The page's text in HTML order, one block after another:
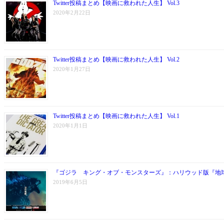
Twitter投稿まとめ【映画に救われた人生】 Vol.3
2020年2月22日
Twitter投稿まとめ【映画に救われた人生】 Vol.2
2020年1月27日
Twitter投稿まとめ【映画に救われた人生】 Vol.1
2020年1月1日
『ゴジラ キング・オブ・モンスターズ』：ハリウッド版『地
2019年6月5日